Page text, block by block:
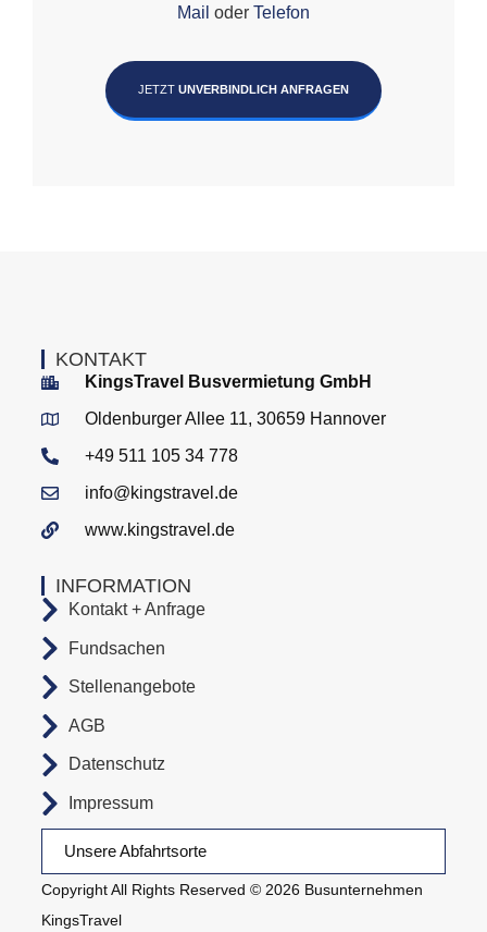
Mail oder Telefon
JETZT UNVERBINDLICH ANFRAGEN
Copyright All Rights Reserved © 2026 Busunternehmen
KingsTravel
Unsere Abfahrtsorte
INFORMATION
Kontakt + Anfrage
Fundsachen
Stellenangebote
AGB
Datenschutz
Impressum
KONTAKT
KingsTravel Busvermietung GmbH
Oldenburger Allee 11, 30659 Hannover
+49 511 105 34 778
info@kingstravel.de
www.kingstravel.de